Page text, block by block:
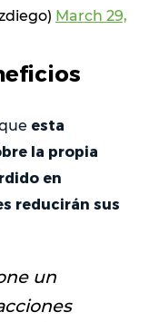
March 29,
esta
la propia
en
reducirán sus
un